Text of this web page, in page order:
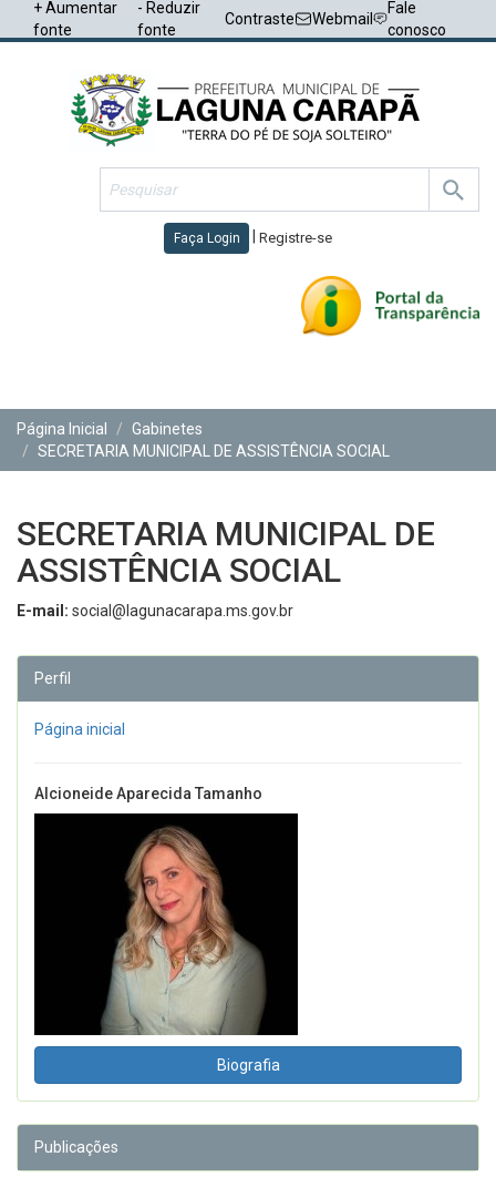
+ Aumentar
fonte
- Reduzir
fonte
Contraste Webmail
Fale
conosco
Faça Login Registre-se
Página Inicial
Gabinetes
SECRETARIA MUNICIPAL DE ASSISTÊNCIA SOCIAL
SECRETARIA MUNICIPAL DE
ASSISTÊNCIA SOCIAL
E-mail: social@lagunacarapa.ms.gov.br
Perfil
Página inicial
Alcioneide Aparecida Tamanho
Biografia
Publicações